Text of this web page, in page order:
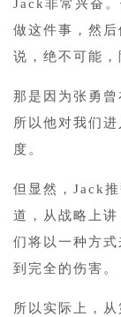
Jack非常兴奋
做这件事，然
说，绝不可能，
那是因为张勇曾
所以他对我们
度。
但显然，Jack
道，从战略上
们将以一种方
到完全的伤害。
所以实际上，